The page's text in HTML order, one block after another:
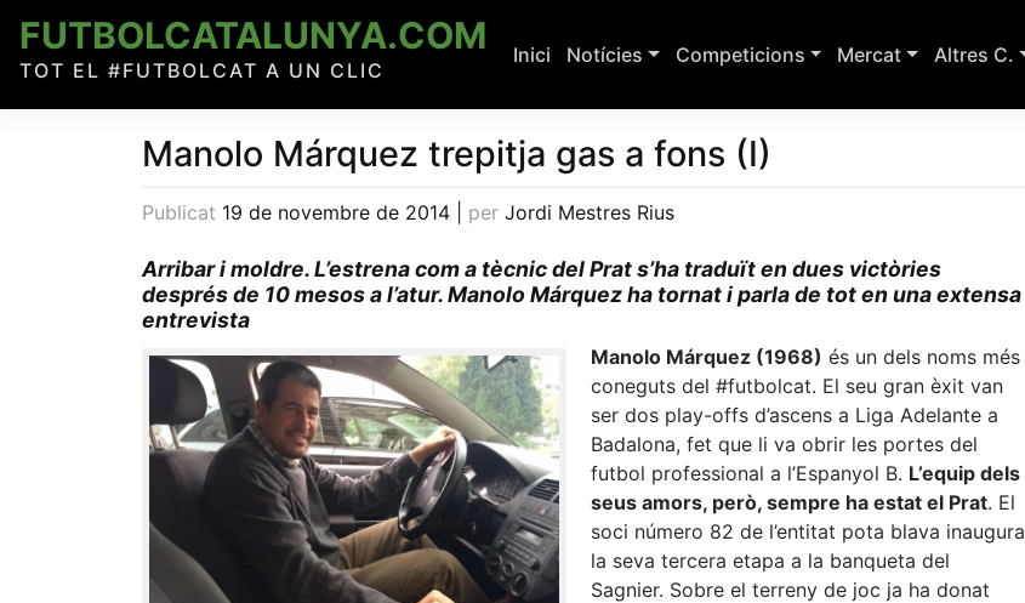
content
FUTBOLCATALUNYA.COM
TOT EL #FUTBOLCAT A UN CLIC
Inici Notícies Competicions Mercat Altres C.
Manolo Márquez trepitja gas a fons (I)
Publicat 19 de novembre de 2014 per Jordi Mestres Rius
Arribar i moldre. L’estrena com a tècnic del Prat s’ha traduït en dues victòries
després de 10 mesos a l’atur. Manolo Márquez ha tornat i parla de tot en una extensa
entrevista
Manolo Márquez (1968) és un dels noms més
coneguts del #futbolcat. El seu gran èxit van
ser dos play-offs d’ascens a Liga Adelante a
Badalona, fet que li va obrir les portes del
futbol professional a l’Espanyol B. L’equip dels
seus amors, però, sempre ha estat el Prat. El
soci número 82 de l’entitat pota blava inaugura
la seva tercera etapa a la banqueta del
Sagnier. Sobre el terreny de joc ja ha donat